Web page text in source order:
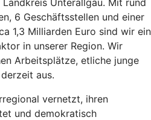
6 Geschäftsstellen und einer
1,3 Milliarden Euro sind wir ein
in unserer Region. Wir
Arbeitsplätze, etliche junge
aus.
vernetzt, ihren
und demokratisch